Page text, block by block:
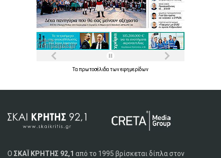
Τα πρωτοσέλιδα τωνεφημερίδων
Ο ΣΚΑΪ ΚΡΗΤΗΣ 92,1 από το 1995 βρίσκεται δίπλα στον